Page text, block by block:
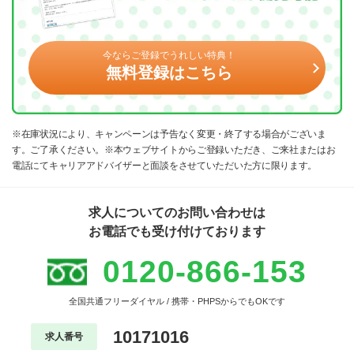
今ならご登録でうれしい特典！
無料登録はこちら
※在庫状況により、キャンペーンは予告なく変更・終了する場合がございま
す。ご了承ください。※本ウェブサイトからご登録いただき、ご来社またはお
電話にてキャリアアドバイザーと面談をさせていただいた方に限ります。
求人についてのお問い合わせは
お電話でも受け付けております
0120-866-153
全国共通フリーダイヤル / 携帯・PHPSからでもOKです
求人番号 10171016